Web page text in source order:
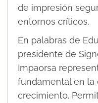
de impresión
entornos críticos.
En palabras de
presidente de
Impaorsa
fundamental en la
crecimiento.